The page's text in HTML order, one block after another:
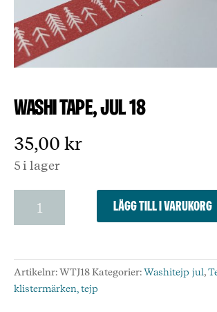
Washi Tape, jul 18
35,00 kr
5 i lager
Tape,
jul
mängd
Lägg till i varukorg
Artikelnr:WTJ18Kategorier:Washitejp jul,
klistermärken, tejp